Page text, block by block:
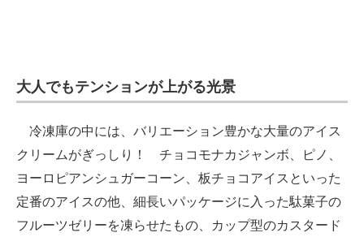
大人でもテンションが上がる光景
冷凍庫の中には、バリエーション豊かな大量のアイス
クリームがぎっしり！ チョコモナカジャンボ、ピノ、
ヨーロピアンシュガーコーン、板チョコアイスといった
定番のアイスの他、細長いパッケージに入った駄菓子の
フルーツゼリーを凍らせたもの、カップ型のカスタード